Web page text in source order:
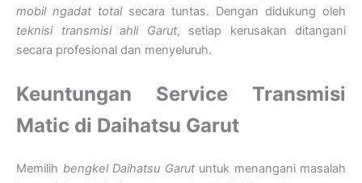
mobil ngadat totalsecara tuntas. Dengan didukung oleh
teknisi transmisi ahli Garut, setiap kerusakan ditangani
secara profesional dan menyeluruh.
Keuntungan Service Transmisi
Matic di Daihatsu Garut
Memilih bengkel Daihatsu Garutuntuk menangani masalah